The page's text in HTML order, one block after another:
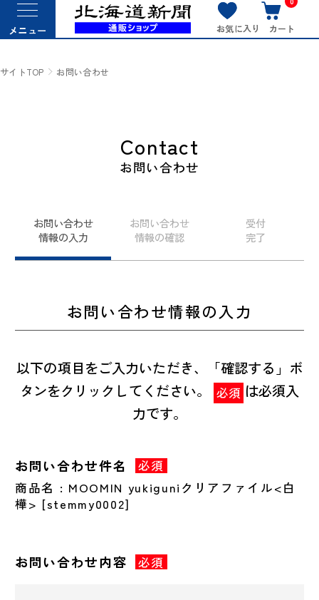
メニュー お気に入り カート
サイトTOP お問い合わせ
Contact
お問い合わせ
お問い合わせ
情報の入力
お問い合わせ
情報の確認
受付
完了
お問い合わせ情報の入力
以下の項目をご入力いただき、「確認する」ボ
タンをクリックしてください。
必須 は必須入
力です。
お問い合わせ件名
必須
商品名 : MOOMIN yukiguniクリアファイル<白
樺> [stemmy0002]
お問い合わせ内容 必須